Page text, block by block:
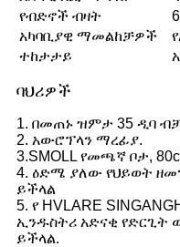
የብድኖች ብዛት
6
አካባቢያዊ ማመልከቻዎች
ተከታታይ
ባህሪዎች
1. በመጠኑ ዝምታ 35 ዲባ
2. አውሮፕላን ማረፊያ.
3.SMOLL የመጫኛ ቦታ,
4. ዕድሜ ያለው የህይወት
ይችላል
5. የ HVLARE
ኢንዱስትሪ አድናቂ የድርጊት
ይችላል.